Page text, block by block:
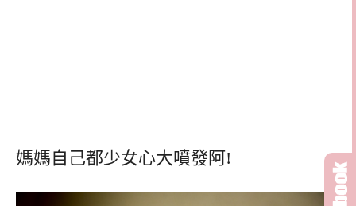
媽媽自己都少女心大噴發阿!